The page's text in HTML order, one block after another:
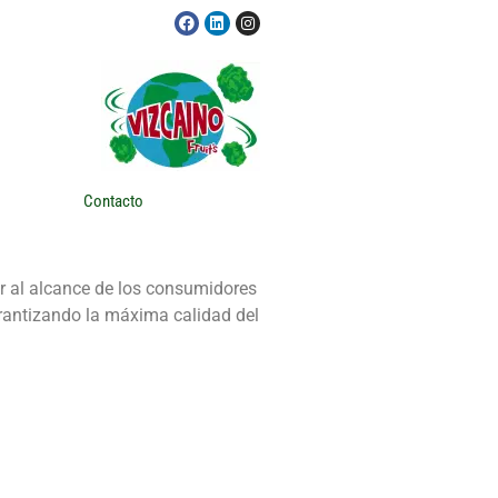
Contacto
al alcance de los consumidores
la máxima calidad del